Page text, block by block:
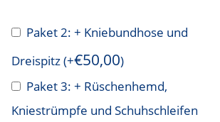
Paket 2: + Kniebundhose und
Dreispitz(+€50,00)
Paket 3: + Rüschenhemd,
Kniestrümpfe und Schuhschleifen